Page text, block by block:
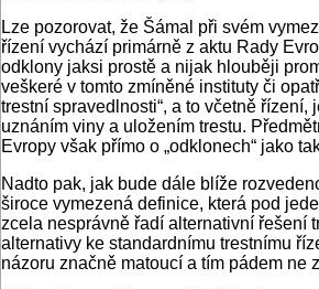
Lze pozorovat, že Šámal při svém
řízení vychází primárně z aktu Rady
odklony jaksi prostě a nijak hlouběji
veškeré v tomto zmíněné instituty či
trestní spravedlnosti“, a to včetně řízení,
uznáním viny a uložením trestu.
Evropy však přímo o „odklonech“ jako
Nadto pak, jak bude dále blíže
široce vymezená definice, která pod
zcela nesprávně řadí alternativní řešení
alternativy ke standardnímu trestnímu
názoru značně matoucí a tím pádem ne